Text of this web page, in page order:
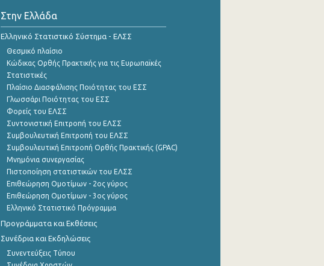
Στην Ελλάδα
Ελληνικό Στατιστικό Σύστημα - ΕΛΣΣ
Θεσμικό πλαίσιο
Κώδικας Ορθής Πρακτικής για τις Ευρωπαϊκές
Στατιστικές
Πλαίσιο Διασφάλισης Ποιότητας του ΕΣΣ
Γλωσσάρι Ποιότητας του ΕΣΣ
Φορείς του ΕΛΣΣ
Συντονιστική Επιτροπή του ΕΛΣΣ
Συμβουλευτική Επιτροπή του ΕΛΣΣ
Συμβουλευτική Επιτροπή Ορθής Πρακτικής (GPAC)
Μνημόνια συνεργασίας
Πιστοποίηση στατιστικών του ΕΛΣΣ
Επιθεώρηση Ομοτίμων - 2ος γύρος
Επιθεώρηση Ομοτίμων - 3ος γύρος
Ελληνικό Στατιστικό Πρόγραμμα
Προγράμματα και Εκθέσεις
Συνέδρια και Εκδηλώσεις
Συνεντεύξεις Τύπου